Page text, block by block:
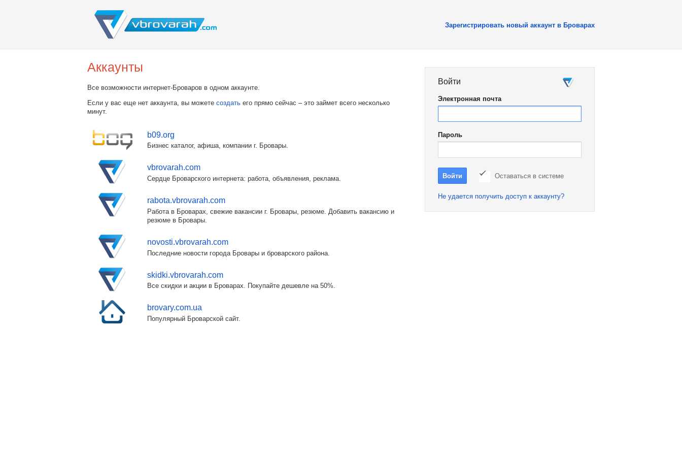
Зарегистрировать новый аккаунт в Броварах
Войти
Электронная почта
Пароль
Оставаться в системе
Не удается получить доступ к аккаунту?
Аккаунты
Все возможности интернет-Броваров в одном аккаунте.
Если у вас еще нет аккаунта, вы можете создать его прямо сейчас – это займет всего несколько
минут.
b09.org
Бизнес каталог, афиша, компании г. Бровары.
vbrovarah.com
Сердце Броварского интернета: работа, объявления, реклама.
rabota.vbrovarah.com
Работа в Броварах, свежие вакансии г. Бровары, резюме. Добавить вакансию и
резюме в Бровары.
novosti.vbrovarah.com
Последние новости города Бровары и броварского района.
skidki.vbrovarah.com
Все скидки и акции в Броварах. Покупайте дешевле на 50%.
brovary.com.ua
Популярный Броварской сайт.